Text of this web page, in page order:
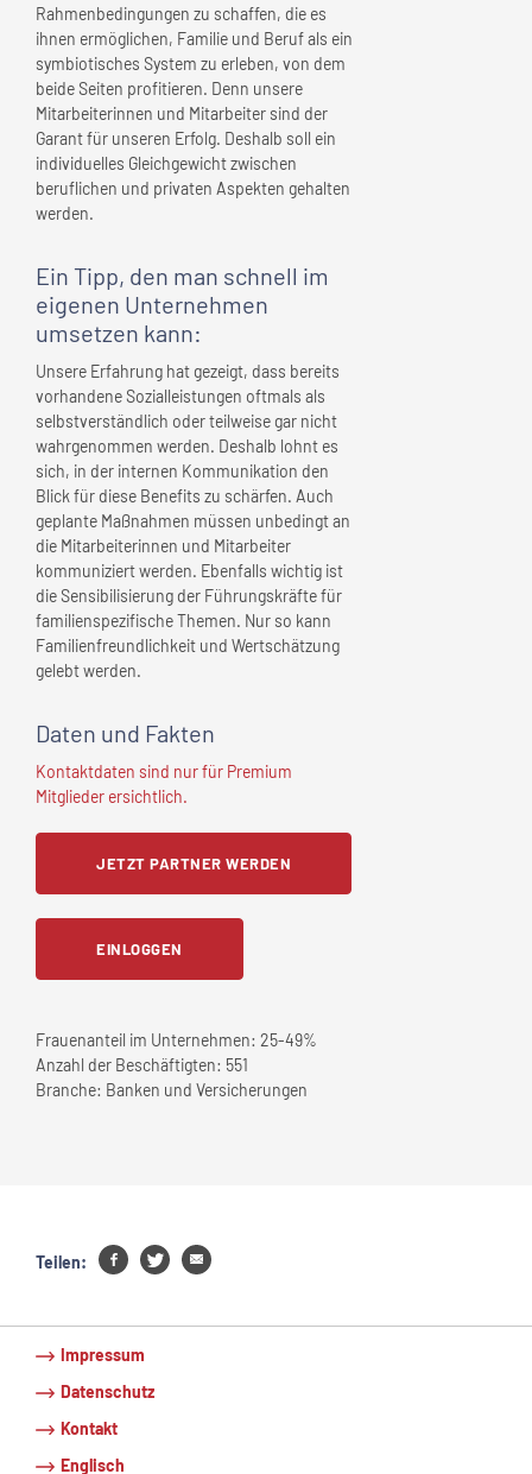
Rahmenbedingungen zu schaffen, die es
ihnen ermöglichen, Familie und Beruf als ein
symbiotisches System zu erleben, von dem
beide Seiten profitieren. Denn unsere
Mitarbeiterinnen und Mitarbeiter sind der
Garant für unseren Erfolg. Deshalb soll ein
individuelles Gleichgewicht zwischen
beruflichen und privaten Aspekten gehalten
werden.
Ein Tipp, den man schnell im
eigenen Unternehmen
umsetzen kann:
Unsere Erfahrung hat gezeigt, dass bereits
vorhandene Sozialleistungen oftmals als
selbstverständlich oder teilweise gar nicht
wahrgenommen werden. Deshalb lohnt es
sich, in der internen Kommunikation den
Blick für diese Benefits zu schärfen. Auch
geplante Maßnahmen müssen unbedingt an
die Mitarbeiterinnen und Mitarbeiter
kommuniziert werden. Ebenfalls wichtig ist
die Sensibilisierung der Führungskräfte für
familienspezifische Themen. Nur so kann
Familienfreundlichkeit und Wertschätzung
gelebt werden.
Daten und Fakten
Kontaktdaten sind nur für Premium
Mitglieder ersichtlich.
JETZT PARTNER WERDEN
EINLOGGEN
Frauenanteil im Unternehmen: 25-49%
Anzahl der Beschäftigten: 551
Branche: Banken und Versicherungen
Teilen:
Impressum
Datenschutz
Kontakt
Englisch